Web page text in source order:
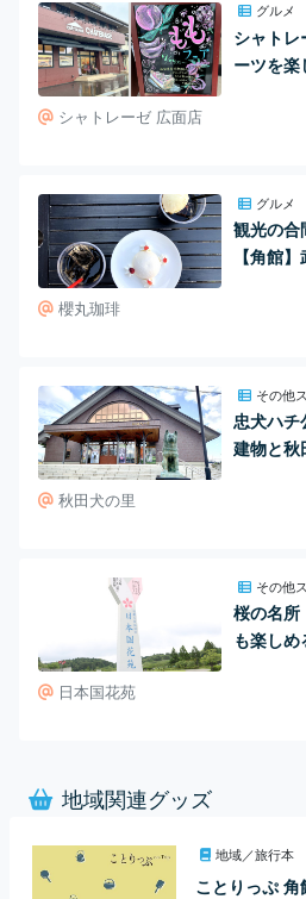
グルメ
シャトレ
ーツを楽
シャトレーゼ 広面店
グルメ
観光の合
【角館
櫻丸珈琲
その他
忠犬ハチ
建物と秋
秋田犬の里
その他
桜の名所
も楽しめ
日本国花苑
地域関連グッズ
地域／旅行本
ことりっぷ 角